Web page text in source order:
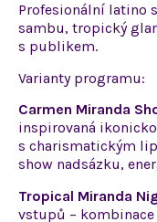
Profesionální latino
sambu, tropický
s publikem.
Varianty programu:
Carmen Miranda
inspirovaná
s charismatickým
show nadsázku,
Tropical Miranda
vstupů – kombinace